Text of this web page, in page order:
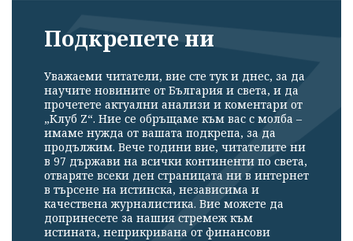
Подкрепете ни
Уважаеми читатели, вие сте тук и днес, за да
научите новините от България и света, и да
прочетете актуални анализи и коментари от
„Клуб Z“. Ние се обръщаме към вас с молба –
имаме нужда от вашата подкрепа, за да
продължим. Вече години вие, читателите ни
в 97 държави на всички континенти по света,
отваряте всеки ден страницата ни в интернет
в търсене на истинска, независима и
качествена журналистика. Вие можете да
допринесете за нашия стремеж към
истината, неприкривана от финансови